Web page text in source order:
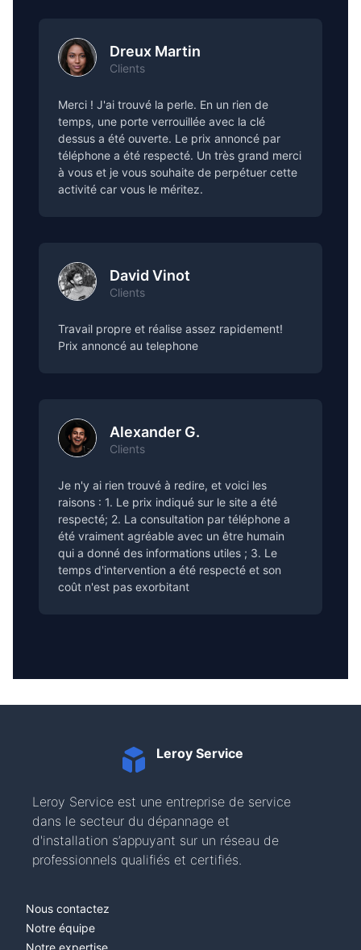
Dreux Martin
Clients
Merci ! J'ai trouvé la perle. En un rien de
temps, une porte verrouillée avec la clé
dessus a été ouverte. Le prix annoncé par
téléphone a été respecté. Un très grand merci
à vous et je vous souhaite de perpétuer cette
activité car vous le méritez.
David Vinot
Clients
Travail propre et réalise assez rapidement!
Prix annoncé au telephone
Alexander G.
Clients
Je n'y ai rien trouvé à redire, et voici les
raisons : 1. Le prix indiqué sur le site a été
respecté; 2. La consultation par téléphone a
été vraiment agréable avec un être humain
qui a donné des informations utiles ; 3. Le
temps d'intervention a été respecté et son
coût n'est pas exorbitant
Leroy Service
Leroy Service est une entreprise de service
dans le secteur du dépannage et
d'installation s’appuyant sur un réseau de
professionnels qualifiés et certifiés.
Nous contactez
Notre équipe